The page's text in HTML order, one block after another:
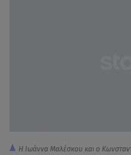
Η Ιωάννα Μαλέσκου και ο